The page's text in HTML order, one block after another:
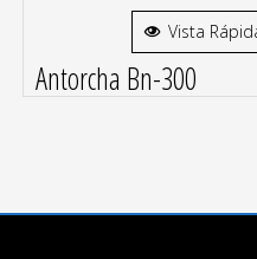
Vista
Antorcha Bn-300